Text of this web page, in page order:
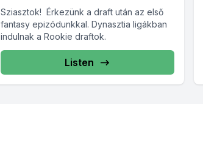
Sziasztok! Érkezünk a draft után az első
fantasy epizódunkkal. Dynasztia ligákban
indulnak a Rookie draftok.
Listen